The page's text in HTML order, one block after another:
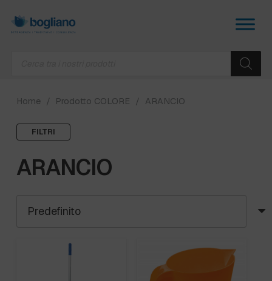
Home / Prodotto COLORE / ARANCIO
FILTRI
ARANCIO